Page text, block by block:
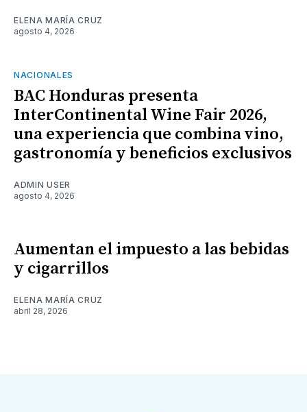
ELENA MARÍA CRUZ
agosto 4, 2026
NACIONALES
BAC Honduras presenta
InterContinental Wine Fair 2026,
una experiencia que combina vino,
gastronomía y beneficios exclusivos
ADMIN USER
agosto 4, 2026
Aumentan el impuesto a las bebidas
y cigarrillos
ELENA MARÍA CRUZ
abril 28, 2026